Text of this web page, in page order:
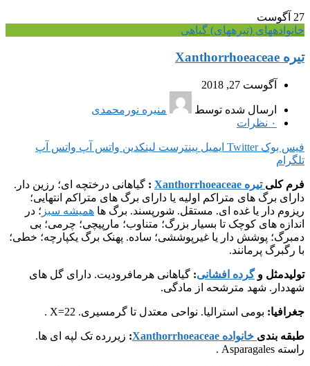
27 آگوست
خانواده‎های (تیره‎های) گیاهی
تیره Xanthorrhoeaceae
آگوست 27, 2018
ارسال شده توسط
منیره نورمحمدی
۰ نظرات
فیس بوک Twitter ایمیل پینترست لینکدین واتس آپ واتس آپ
تلگرام
فرم کلی تیره Xanthorrhoeaceae : گیاهانی درختچه ای؛ رزین دار.
دارای برگ های متراکم اولیه یا دارای برگ های متراکم انتهایی؛
ریزوم دار یا غده ای. مستقل. شورپسند. برگ ها همیشه سبز ؛ در
اندازه های کوچک تا بسیار بزرگ؛ متناوب؛ مارپیچی؛ چرمی؛ بی
دمبرگ؛ پوشش دار یا غیرپوششی؛ ساده. پهنک برگ یکپارچه؛ خطی؛
با رگبرگ پرمانند.
تولیدمثل وگرده افشانی: گیاهانی هرمافرودیت. دارای گل های
شهددار. شهد مترشحه از مادگی.
جغرافیا: بومی استرالیا. نواحی معتدل تا گرمسیری. X=22 .
طبقه بندی خانواده Xanthorrhoeaceae : زیررده تک لپه ای ها.
راسته Asparagales .